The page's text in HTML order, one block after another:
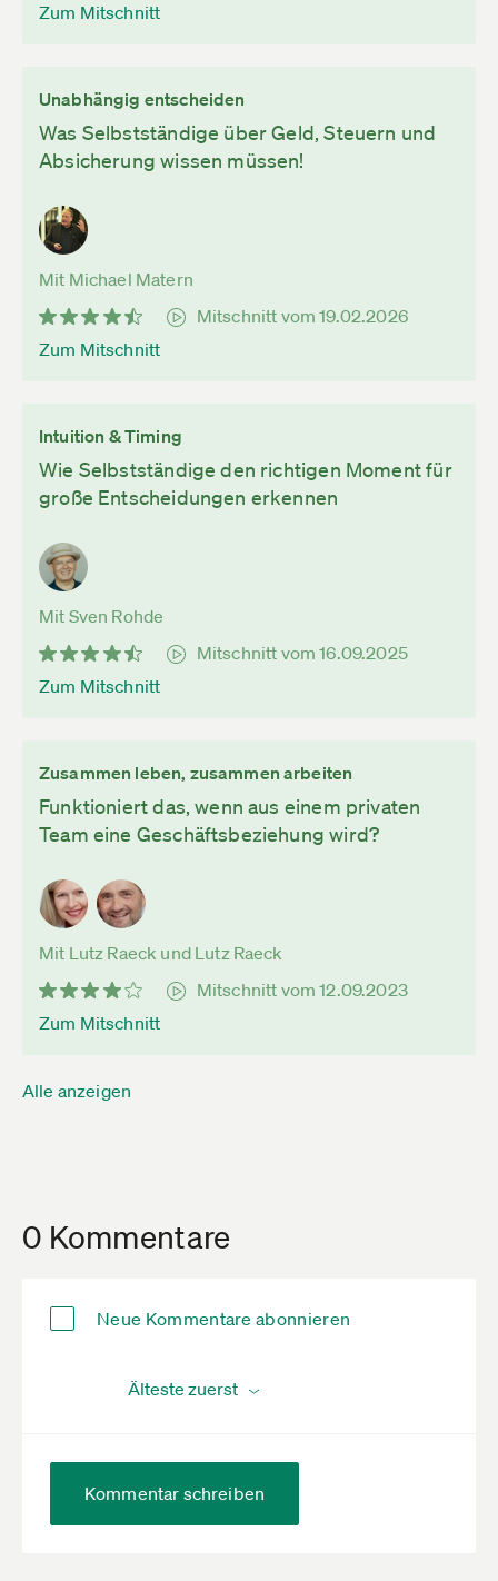
Zum Mitschnitt
Unabhängig entscheiden
Was Selbstständige über Geld, Steuern und
Absicherung wissen müssen!
Mit Michael Matern
Mitschnitt vom 19.02.2026
Zum Mitschnitt
Intuition & Timing
Wie Selbstständige den richtigen Moment für
große Entscheidungen erkennen
Mit Sven Rohde
Mitschnitt vom 16.09.2025
Zum Mitschnitt
Zusammen leben, zusammen arbeiten
Funktioniert das, wenn aus einem privaten
Team eine Geschäftsbeziehung wird?
Mit Lutz Raeck und Lutz Raeck
Mitschnitt vom 12.09.2023
Zum Mitschnitt
Alle anzeigen
0 Kommentare
Neue Kommentare abonnieren
Kommentar schreiben